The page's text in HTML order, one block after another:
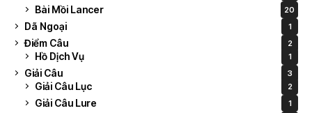
Bài Mồi Lancer 20
Dã Ngoại 1
Điểm Câu 2
Hồ Dịch Vụ 1
Giải Câu 3
Giải Câu Lục 2
Giải Câu Lure 1